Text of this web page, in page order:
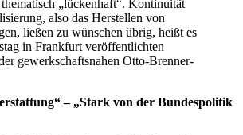
„lückenhaft“. Kontinuität
also das Herstellen von
ließen zu wünschen übrig, heißt es
in Frankfurt veröffentlichten
gewerkschaftsnahen Otto-Brenner-
– „Stark von der Bundespolitik